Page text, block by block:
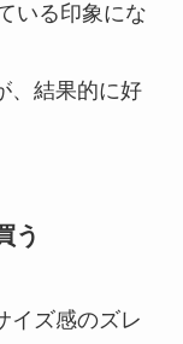
いる印象にな
、結果的に好
う
イズ感のズレ